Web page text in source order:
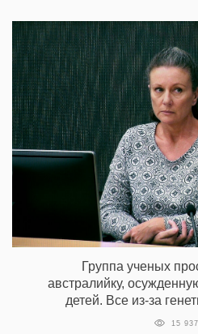
Группа ученых
австралийку,
детей. Все из-за
15 937